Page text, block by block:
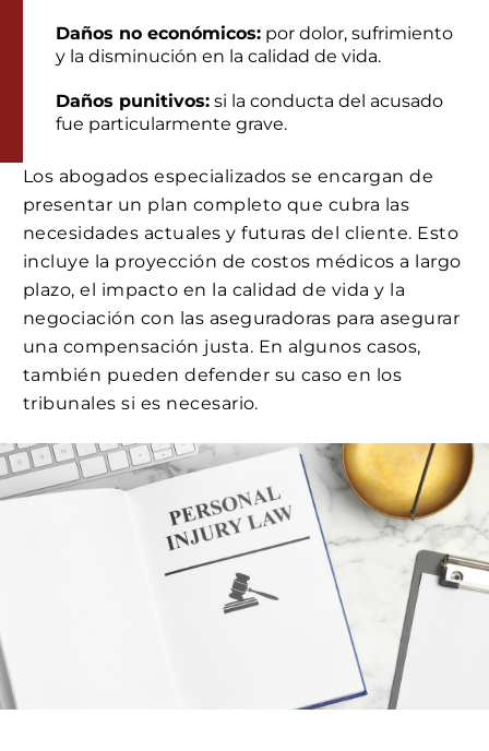
Daños no económicos: por dolor, sufrimiento
y la disminución en la calidad de vida.
Daños punitivos: si la conducta del acusado
fue particularmente grave.
Los abogados especializados se encargan de
presentar un plan completo que cubra las
necesidades actuales y futuras del cliente. Esto
incluye la proyección de costos médicos a largo
plazo, el impacto en la calidad de vida y la
negociación con las aseguradoras para asegurar
una compensación justa. En algunos casos,
también pueden defender su caso en los
tribunales si es necesario.